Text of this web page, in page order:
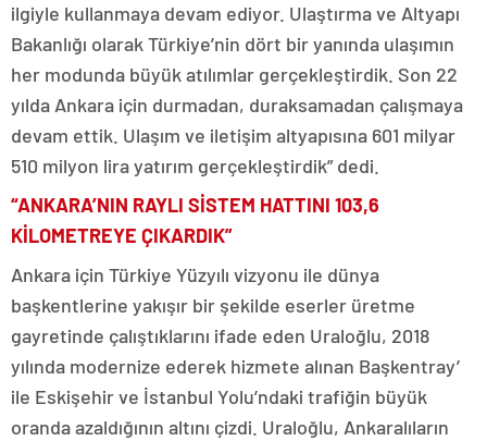
ilgiyle kullanmaya devam ediyor. Ulaştırma ve Altyapı
Bakanlığı olarak Türkiye’nin dört bir yanında ulaşımın
her modunda büyük atılımlar gerçekleştirdik. Son 22
yılda Ankara için durmadan, duraksamadan çalışmaya
devam ettik. Ulaşım ve iletişim altyapısına 601 milyar
510 milyon lira yatırım gerçekleştirdik” dedi.
“ANKARA’NIN RAYLI SİSTEM HATTINI 103,6
KİLOMETREYE ÇIKARDIK”
Ankara için Türkiye Yüzyılı vizyonu ile dünya
başkentlerine yakışır bir şekilde eserler üretme
gayretinde çalıştıklarını ifade eden Uraloğlu, 2018
yılında modernize ederek hizmete alınan Başkentray’
ile Eskişehir ve İstanbul Yolu’ndaki trafiğin büyük
oranda azaldığının altını çizdi. Uraloğlu, Ankaralıların